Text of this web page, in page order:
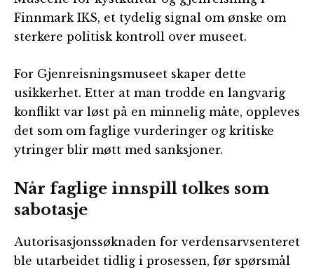
Finnmark IKS, et tydelig signal om ønske om
sterkere politisk kontroll over museet.
For Gjenreisningsmuseet skaper dette
usikkerhet. Etter at man trodde en langvarig
konflikt var løst på en minnelig måte, oppleves
det som om faglige vurderinger og kritiske
ytringer blir møtt med sanksjoner.
Når faglige innspill tolkes som
sabotasje
Autorisasjonssøknaden for verdensarvsenteret
ble utarbeidet tidlig i prosessen, før spørsmål